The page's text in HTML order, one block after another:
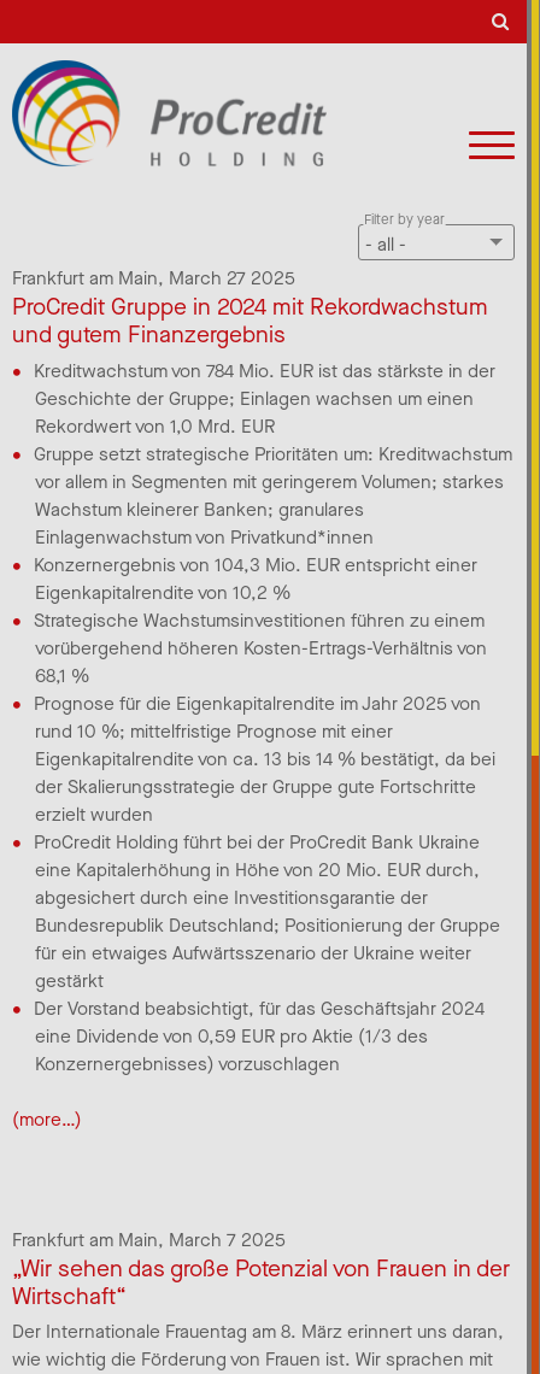
Filter by year
Frankfurt am Main, March 27 2025
ProCredit Gruppe in 2024 mit Rekordwachstum
und gutem Finanzergebnis
Kreditwachstum von 784 Mio. EUR ist das stärkste in der
Geschichte der Gruppe; Einlagen wachsen um einen
Rekordwert von 1,0 Mrd. EUR
Gruppe setzt strategische Prioritäten um: Kreditwachstum
vor allem in Segmenten mit geringerem Volumen; starkes
Wachstum kleinerer Banken; granulares
Einlagenwachstum von Privatkund*innen
Konzernergebnis von 104,3 Mio. EUR entspricht einer
Eigenkapitalrendite von 10,2 %
Strategische Wachstumsinvestitionen führen zu einem
vorübergehend höheren Kosten-Ertrags-Verhältnis von
68,1 %
Prognose für die Eigenkapitalrendite im Jahr 2025 von
rund 10 %; mittelfristige Prognose mit einer
Eigenkapitalrendite von ca. 13 bis 14 % bestätigt, da bei
der Skalierungsstrategie der Gruppe gute Fortschritte
erzielt wurden
ProCredit Holding führt bei der ProCredit Bank Ukraine
eine Kapitalerhöhung in Höhe von 20 Mio. EUR durch,
abgesichert durch eine Investitionsgarantie der
Bundesrepublik Deutschland; Positionierung der Gruppe
für ein etwaiges Aufwärtsszenario der Ukraine weiter
gestärkt
Der Vorstand beabsichtigt, für das Geschäftsjahr 2024
eine Dividende von 0,59 EUR pro Aktie (1/3 des
Konzernergebnisses) vorzuschlagen
(more…)
Frankfurt am Main, March 7 2025
„Wir sehen das große Potenzial von Frauen in der
Wirtschaft“
Der Internationale Frauentag am 8. März erinnert uns daran,
wie wichtig die Förderung von Frauen ist. Wir sprachen mit